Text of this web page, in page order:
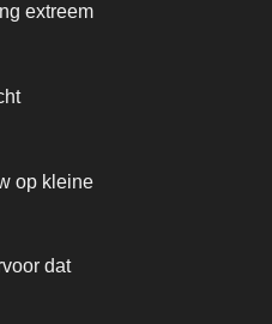
extreem
op kleine
dat